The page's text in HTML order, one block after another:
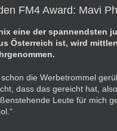
FM4 Award: Mavi
eine der spannendsten
Österreich ist, wird
schon die Werbetrommel
dass das gereicht hat,
Leute für mich